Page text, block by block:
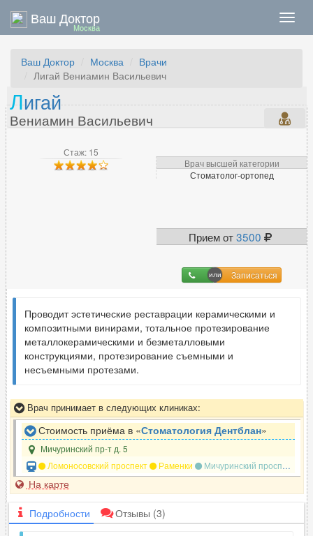
Ваш Доктор
Москва
Ваш Доктор Москва
Врачи
Лигай Вениамин Васильевич
Стаж: 15
Врач высшей категории
Стоматолог-ортопед
Прием от3500
Записаться
Лигай
Вениамин Васильевич
Проводит эстетические реставрации керамическими и
композитными винирами, тотальное протезирование
металлокерамическими и безметалловыми
конструкциями, протезирование съемными и
несъемными протезами.
Врач принимает в следующих клиниках:
Стоимость приёма в «Стоматология Дентблан»
Мичуринский пр-т д. 5
Ломоносовский проспект
Раменки Мичуринский проспект
На карте
Подробности Отзывы (3)